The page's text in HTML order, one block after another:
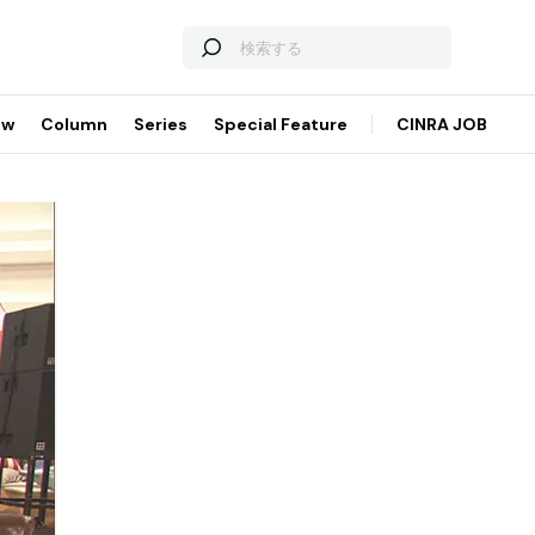
Column Series Special Feature CINRA JOB